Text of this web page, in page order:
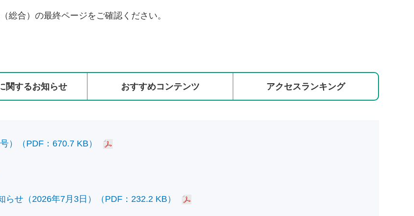
総合）の最終ページをご確認ください。
関するお知らせ おすすめコンテンツ アクセスランキング
）（PDF：670.7 KB）
せ（2026年7月3日）（PDF：232.2 KB）